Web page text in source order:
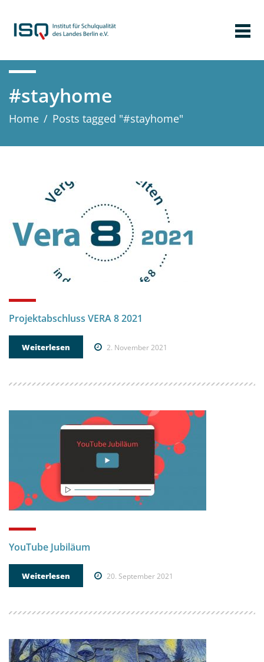
#stayhome
Home / Posts tagged "#stayhome"
Projektabschluss VERA 8 2021
Weiterlesen 2. November 2021
YouTube Jubiläum
Weiterlesen 20. September 2021